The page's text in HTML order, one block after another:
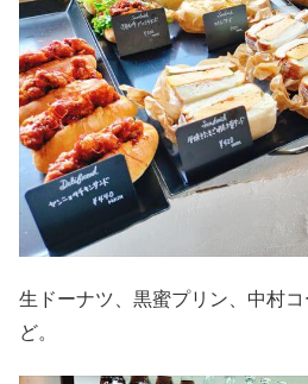
生ドーナツ、黒蜜プリン、中村
ど。